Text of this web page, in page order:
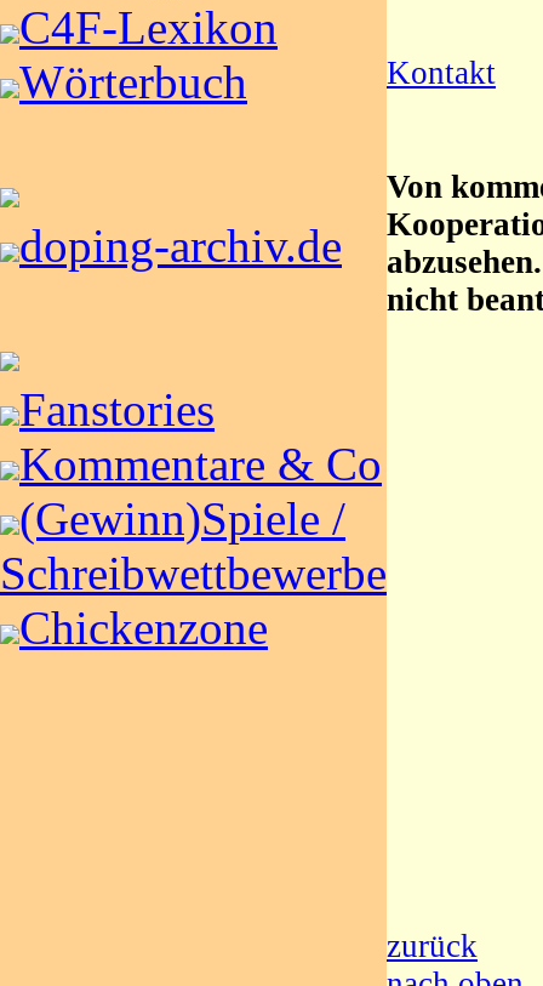
C4F-Lexikon
Wörterbuch
doping-archiv.de
Fanstories
Kommentare & Co
(Gewinn)Spiele /
Schreibwettbewerbe
Chickenzone
Kontakt
Von
nicht
zurück